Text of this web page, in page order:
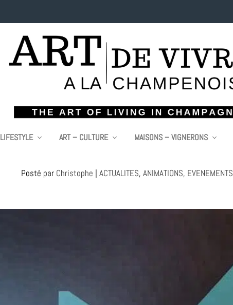
LIFESTYLE ART – CULTURE MAISONS – VIGNERONS
Posté par Christophe | ACTUALITES, ANIMATIONS, EVENEMENTS